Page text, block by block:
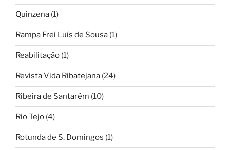
Quinzena (1)
Rampa Frei Luís de Sousa (1)
Reabilitação (1)
Revista Vida Ribatejana (24)
Ribeira de Santarém (10)
Rio Tejo (4)
Rotunda de S. Domingos (1)